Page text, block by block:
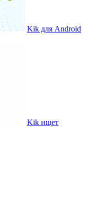
Kik для Android
Kik ищет